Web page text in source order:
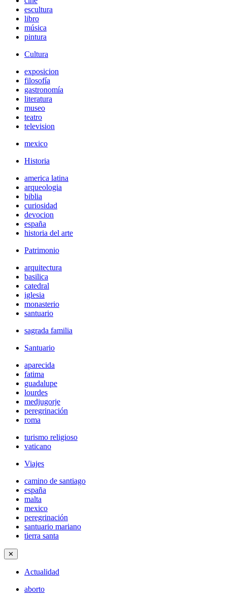
escultura
libro
música
pintura
Cultura
exposicion
filosofía
gastronomía
literatura
museo
teatro
television
mexico
Historia
america latina
arqueologia
biblia
curiosidad
devocion
españa
historia del arte
Patrimonio
arquitectura
basilica
catedral
iglesia
monasterio
santuario
sagrada familia
Santuario
aparecida
fatima
guadalupe
lourdes
medjugorje
peregrinación
roma
turismo religioso
vaticano
Viajes
camino de santiago
españa
malta
mexico
peregrinación
santuario mariano
tierra santa
✕
Actualidad
aborto